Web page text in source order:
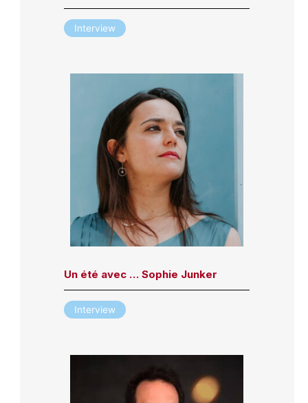
Interview
Un été avec … Sophie Junker
Interview